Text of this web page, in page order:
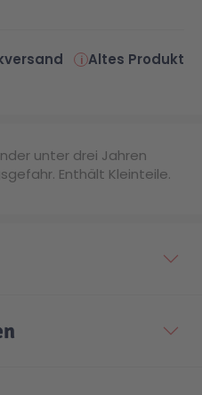
Altes Produkt
unter drei Jahren
Enthält Kleinteile.